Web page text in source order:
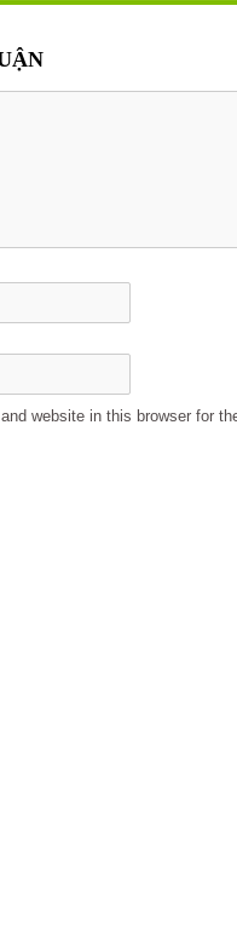
website in this browser for